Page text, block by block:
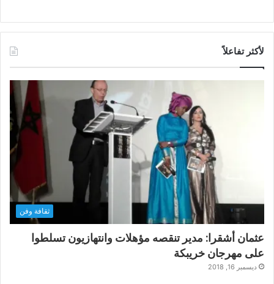
لأكثر تفاعلاً
ثقافة وفن
عثمان أشقرا: مدير تنقصه مؤهلات وانتهازيون تسلطوا
على مهرجان خريبكة
ديسمبر 16, 2018